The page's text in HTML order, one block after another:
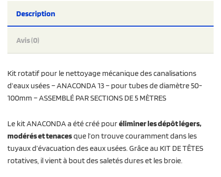
Description
Avis (0)
Kit rotatif pour le nettoyage mécanique des canalisations
d’eaux usées – ANACONDA 13 – pour tubes de diamètre 50-
100mm – ASSEMBLÉ PAR SECTIONS DE 5 MÈTRES
Le kit ANACONDA a été créé pouréliminer les dépôt légers,
modérés et tenacesque l’on trouve couramment dans les
tuyaux d’évacuation des eaux usées. Grâce au KIT DE TÊTES
rotatives, il vient à bout des saletés dures et les broie.